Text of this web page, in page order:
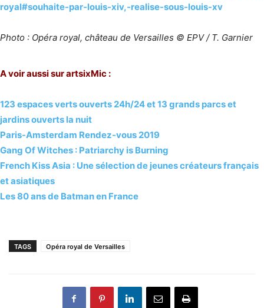
royal#souhaite-par-louis-xiv,-realise-sous-louis-xv
Photo : Opéra royal, château de Versailles © EPV / T. Garnier
A voir aussi sur artsixMic :
123 espaces verts ouverts 24h/24 et 13 grands parcs et
jardins ouverts la nuit
Paris-Amsterdam Rendez-vous 2019
Gang Of Witches : Patriarchy is Burning
French Kiss Asia : Une sélection de jeunes créateurs français
et asiatiques
Les 80 ans de Batman en France
TAGS Opéra royal de Versailles